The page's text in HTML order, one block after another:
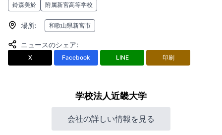
鈴森美於
附属新宮高等学校
場所: 和歌山県新宮市
ニュースのシェア:
X Facebook LINE 印刷
学校法人近畿大学
会社の詳しい情報を見る